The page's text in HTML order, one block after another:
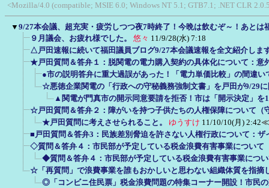
<Mozilla/4.0 (compatible; MSIE 6.0; Windows NT 5.1; GTB7.1; .NET CLR
▼ 9/27本会議、超充実・疲労しつつ夜7時終了！今晩は飲むぞ～！あとは
９月議会、お疲れ様でした。
悠々 11/9/28(水) 7:18
△戸田速報に続いて福田議員ブログ9/27本会議速報を全文紹介しま
★戸田質問＆答弁１：脱関電の電力購入契約の具体化について：意
●市の説明答弁に重大過誤があった！「電力単価比較」の間違い
☆悪徳企業関電の「行政への守秘義務強制文書」を戸田が9/29
▲関電が門真市の開示同意要請を拒否！市は「開示決定」を
☆戸田質問＆答弁２：障がいを持つ子供たちの人権保障について（
★戸田質問に考えさせられること。
ゆうすけ 11/10/10(月) 2:42≪
■戸田質問＆答弁3：民族差別脅迫を許さない人権行政について：ザ
◇質問＆答弁４：市民部が予定している税金浪費有害事業について
◆質問＆答弁４：市民部が予定している税金浪費有害事業につ
☆「再質問」で浪費事業を誰もおかしいと思わない組織体質を指摘
◎「コンビニ住民票」税金浪費問題の特集コーナー開設！市民